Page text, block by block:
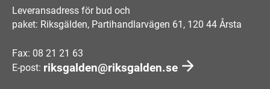
Leveransadress för bud och
paket: Riksgälden, Partihandlarvägen 61, 120 44 Årsta
Fax: 08 21 21 63
E-post: riksgalden@riksgalden.se